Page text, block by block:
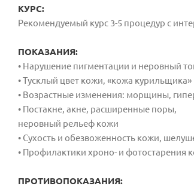
КУРС:
Рекомендуемый курс 3-5 процедур с
ПОКАЗАНИЯ:
• Нарушение пигментации и неровный
• Тусклый цвет кожи, «кожа курильщика»
• Возрастные изменения: морщины,
• Постакне, акне, расширенные поры,
неровный рельеф кожи
• Сухость и обезвоженность кожи,
• Профилактики хроно- и фотостарения
ПРОТИВОПОКАЗАНИЯ: